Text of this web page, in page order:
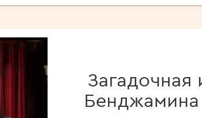
Загадочная
Бенджамина